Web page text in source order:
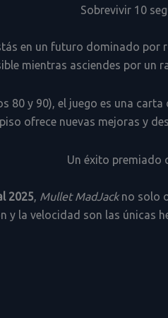
Sobrevivir 10
en un futuro dominado por
mientras asciendes por un
80 y 90), el juego es una
ofrece nuevas mejoras y
Un éxito premiado
2025, Mullet MadJackno solo
y la velocidad son las únicas